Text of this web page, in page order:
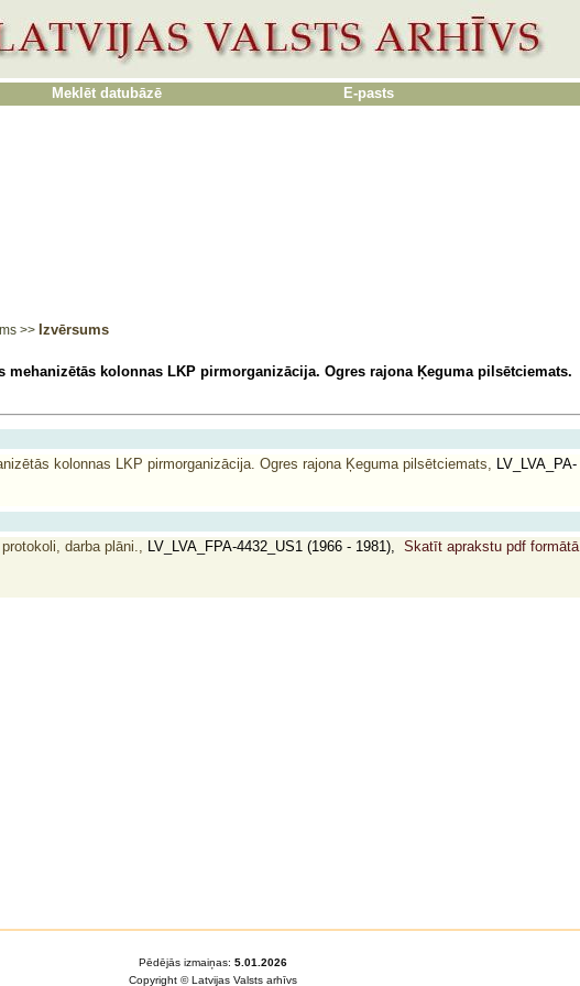
Meklēt datubāzē E-pasts
>> Izvērsums
mehanizētās kolonnas LKP pirmorganizācija. Ogres rajona Ķeguma pilsētciemats.
kolonnas LKP pirmorganizācija. Ogres rajona Ķeguma pilsētciemats, LV_LVA_PA-
darba plāni., LV_LVA_FPA-4432_US1 (1966 - 1981), Skatīt aprakstu pdf formātā
Pēdējās izmaiņas: 5.01.2026
Copyright © Latvijas Valsts arhīvs